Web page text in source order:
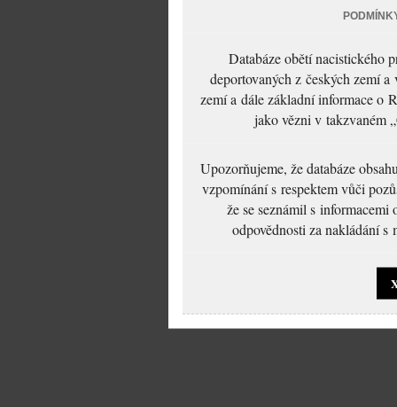
Databáze obětí nacistického
deportovaných z českých zemí
zemí a dále základní informace o
jako vězni v takzvaném
Upozorňujeme, že databáze
vzpomínání s respektem vůči
že se seznámil s
odpovědnosti za nakládání